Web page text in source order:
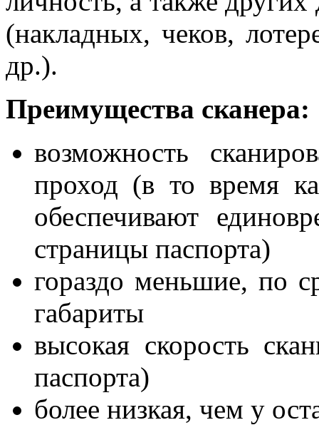
(накладных, чеков,
др.).
Преимущества сканера:
возможность
проход (в то время
обеспечивают
страницы паспорта)
гораздо меньшие, по
габариты
высокая скорость
паспорта)
более низкая, чем у